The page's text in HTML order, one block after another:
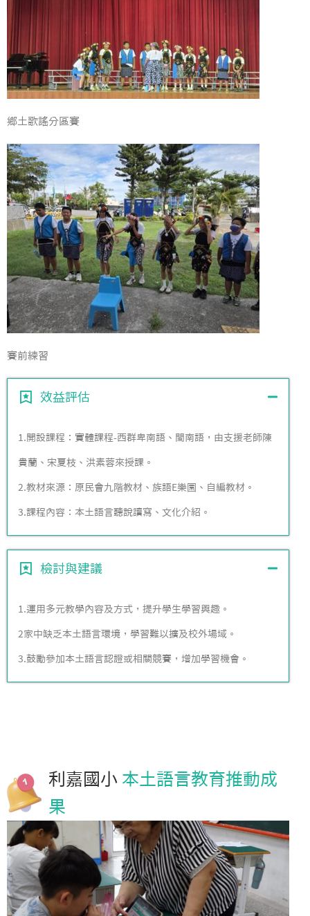
鄉土歌謠分區賽
賽前練習
效益評估
1.開設課程：實體課程-西群卑南語、閩南語，由支援老師陳
貴蘭、宋夏枝、洪素蓉來授課。
2.教材來源：原民會九階教材、族語E樂園、自編教材。
3.課程內容：本土語言聽說讀寫、文化介紹。
檢討與建議
1.運用多元教學內容及方式，提升學生學習興趣。
2家中缺乏本土語言環境，學習難以擴及校外場域。
3.鼓勵參加本土語言認證或相關競賽，增加學習機會。
利嘉國小 本土語言教育推動成
果